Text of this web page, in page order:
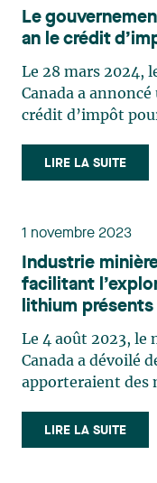
Le
an le crédit
Le 28 mars 2024,
Canada a
crédit d’impôt
investissent dans
prolongation a
LIRE LA SUITE
1 novembre 2023
Industrie
facilitant
lithium présents
Le 4 août 2023,
Canada a dévoilé
apporteraient des
particulièrement
«Propositions»).
LIRE LA SUITE